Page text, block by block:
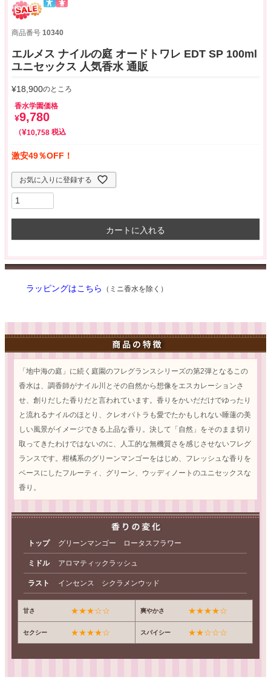
商品番号 10340
エルメス ナイルの庭 オードトワレ EDT SP 100ml
ユニセックス 人気香水 通販
¥18,900のところ
香水学園価格
¥9,780
¥10,758 税込
激安49％OFF！
お気に入りに登録する
カートに入れる
ラッピングはこちら （ミニ香水を除く）
「地中海の庭」に続く庭園のフレグランスシリーズの第2弾となるこの
香水は、調香師がナイル川とその自然から想像をエスカレーションさ
せ、創りだした香りだと言われています。香りをかいだだけでゆったり
と流れるナイルのほとり、クレオパトラも愛でたかもしれない睡蓮の美
しい風景がイメージできる上品な香り。決して「自然」をそのまま切り
取ってきたわけではないのに、人工的な無機質さを感じさせないフレグ
ランスです。柑橘系のグリーンマンゴーをはじめ、フレッシュな香りを
ベースにしたフルーティ、グリーン、ウッディノートのユニセックスな
香り。
トップ グリーンマンゴー ロータスフラワー
ミドル アロマティックラッシュ
ラスト インセンス シクラメンウッド
甘さ ★★★☆☆ 爽やかさ ★★★★☆
セクシー ★★★★☆ スパイシー ★★☆☆☆